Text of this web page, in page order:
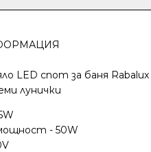
LED спот за баня Rabalux
лунички
- 50W